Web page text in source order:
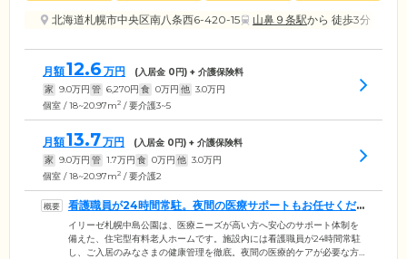
北海道札幌市中央区南八条西6-420-15
山鼻９条駅から 徒歩3分
月額12.6 万円 (入居金 0円) + 介護保険料
家 9.0万円 管 6,270円 食 0万円 他 3.0万円
個室 / 18~20.97m2 / 要介護3~5
月額13.7万円 (入居金 0円) + 介護保険料
家 9.0万円 管 1.7万円 食 0万円 他 3.0万円
個室 / 18~20.97m2 / 要介護2
看護職員が24時間常駐。夜間の医療サポートもお任せくだ
さい
イリーゼ札幌中島公園は、医療ニーズが高い方へ安心のサポート体制を
備えた、住宅型有料老人ホームです。施設内には看護職員が24時間常駐
し、ご入居のみなさまの健康管理を徹底。夜間の医療的ケアが必要な方